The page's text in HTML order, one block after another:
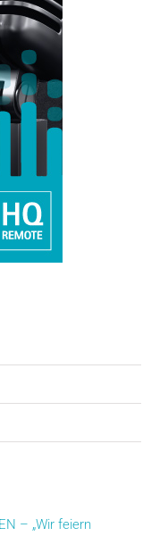
– „Wir feiern